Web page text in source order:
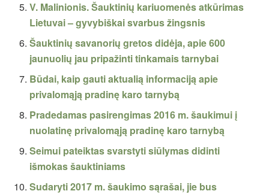
V. Malinionis. Šauktinių kariuomenės atkūrimas
Lietuvai – gyvybiškai svarbus žingsnis
Šauktinių savanorių gretos didėja, apie 600
jaunuolių jau pripažinti tinkamais tarnybai
Būdai, kaip gauti aktualią informaciją apie
privalomąją pradinę karo tarnybą
Pradedamas pasirengimas 2016 m. šaukimui į
nuolatinę privalomąją pradinę karo tarnybą
Seimui pateiktas svarstyti siūlymas didinti
išmokas šauktiniams
Sudaryti 2017 m. šaukimo sąrašai, jie bus